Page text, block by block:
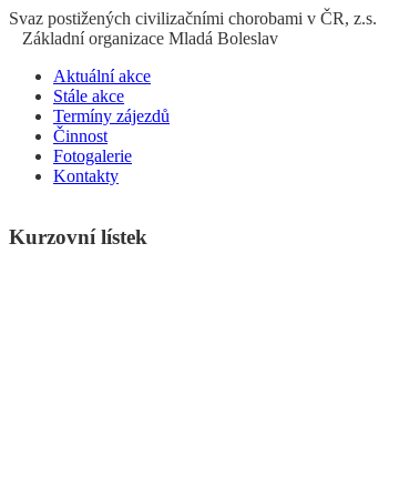
Svaz postižených civilizačními chorobami v ČR, z.s.
Základní organizace Mladá Boleslav
Aktuální akce
Stále akce
Termíny zájezdů
Činnost
Fotogalerie
Kontakty
Kurzovní lístek